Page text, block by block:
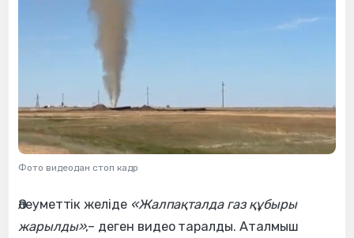
Фото видеодан стоп кадр
Әлеуметтік желіде «Жалпақталда газ құбыры
жарылды»,– деген видео таралды. Аталмыш